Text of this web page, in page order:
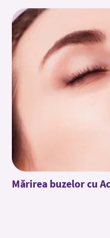
Mărirea buzelor cu